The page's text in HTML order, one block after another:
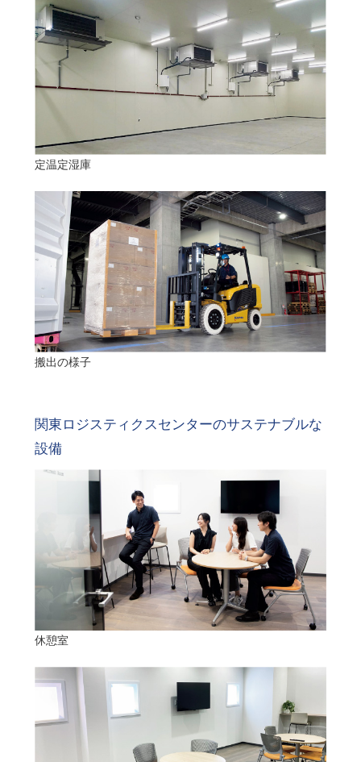
定温定湿庫
搬出の様子
関東ロジスティクスセンターのサステナブルな
設備
休憩室